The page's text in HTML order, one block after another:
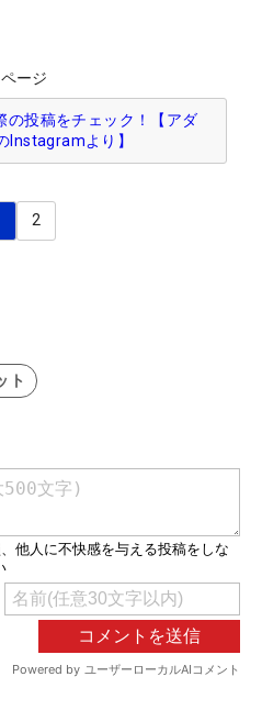
ージ
の投稿をチェック！【アダ
Instagramより】
2
ト